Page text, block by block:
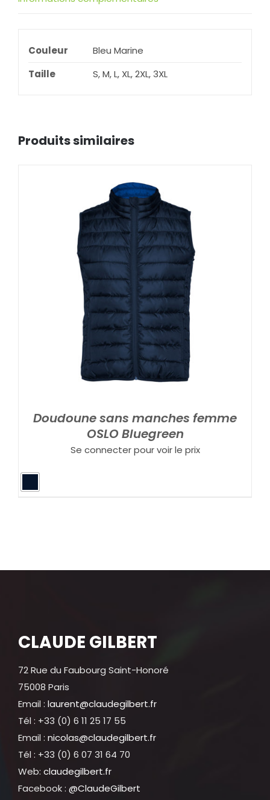
Couleur
Bleu Marine
Taille
S, M, L, XL, 2XL, 3XL
Produits similaires
Doudoune sans manches femme
OSLO Bluegreen
Se connecter pour voir le prix
CLAUDE GILBERT
72 Rue du Faubourg Saint-Honoré
75008 Paris
Email : laurent@claudegilbert.fr
Tél : +33 (0) 6 11 25 17 55
Email : nicolas@claudegilbert.fr
Tél : +33 (0) 6 07 31 64 70
Web: claudegilbert.fr
Facebook : @ClaudeGilbert